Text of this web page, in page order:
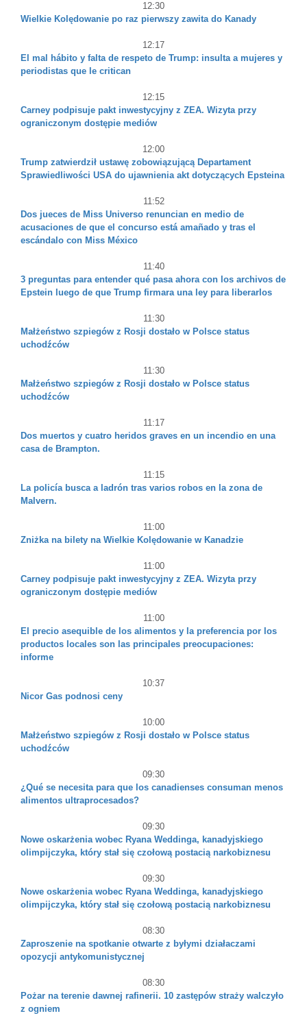
12:30
Wielkie Kolędowanie po raz pierwszy zawita do Kanady
12:17
El mal hábito y falta de respeto de Trump: insulta a mujeres y
periodistas que le critican
12:15
Carney podpisuje pakt inwestycyjny z ZEA. Wizyta przy
ograniczonym dostępie mediów
12:00
Trump zatwierdził ustawę zobowiązującą Departament
Sprawiedliwości USA do ujawnienia akt dotyczących Epsteina
11:52
Dos jueces de Miss Universo renuncian en medio de
acusaciones de que el concurso está amañado y tras el
escándalo con Miss México
11:40
3 preguntas para entender qué pasa ahora con los archivos de
Epstein luego de que Trump firmara una ley para liberarlos
11:30
Małżeństwo szpiegów z Rosji dostało w Polsce status
uchodźców
11:30
Małżeństwo szpiegów z Rosji dostało w Polsce status
uchodźców
11:17
Dos muertos y cuatro heridos graves en un incendio en una
casa de Brampton.
11:15
La policía busca a ladrón tras varios robos en la zona de
Malvern.
11:00
Zniżka na bilety na Wielkie Kolędowanie w Kanadzie
11:00
Carney podpisuje pakt inwestycyjny z ZEA. Wizyta przy
ograniczonym dostępie mediów
11:00
El precio asequible de los alimentos y la preferencia por los
productos locales son las principales preocupaciones:
informe
10:37
Nicor Gas podnosi ceny
10:00
Małżeństwo szpiegów z Rosji dostało w Polsce status
uchodźców
09:30
¿Qué se necesita para que los canadienses consuman menos
alimentos ultraprocesados?
09:30
Nowe oskarżenia wobec Ryana Weddinga, kanadyjskiego
olimpijczyka, który stał się czołową postacią narkobiznesu
09:30
Nowe oskarżenia wobec Ryana Weddinga, kanadyjskiego
olimpijczyka, który stał się czołową postacią narkobiznesu
08:30
Zaproszenie na spotkanie otwarte z byłymi działaczami
opozycji antykomunistycznej
08:30
Pożar na terenie dawnej rafinerii. 10 zastępów straży walczyło
z ogniem